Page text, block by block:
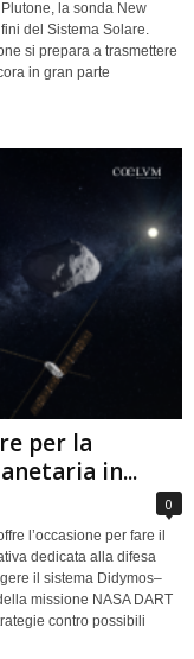
la sonda New
del Sistema Solare.
si prepara a trasmettere
in gran parte
per la
in...
0
l’occasione per fare il
dedicata alla difesa
il sistema Didymos–
missione NASA DART
contro possibili